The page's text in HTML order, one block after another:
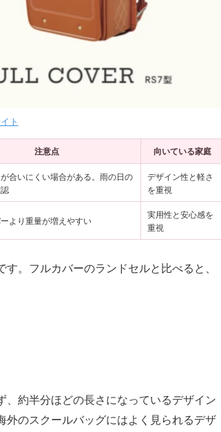
ト
注意点 向いている家庭
合いにくい場合がある。雨の日の
デザイン性と軽さ
を重視
より重量が増えやすい
実用性と安心感を
重視
。フルカバーのランドセルと比べると、
、約半分ほどの長さになっているデザイン
のスクールバッグにはよく見られるデザ